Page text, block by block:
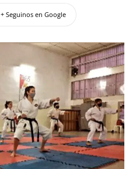
+ Seguinos en Google